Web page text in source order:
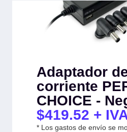
Adaptador
corriente
CHOICE -
$419.52 +
* Los gastos de envío se